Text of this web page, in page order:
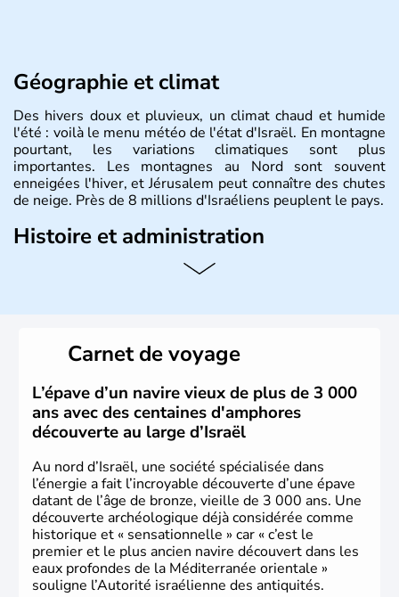
Géographie et climat
Des hivers doux et pluvieux, un climat chaud et humide
l'été : voilà le menu météo de l'état d'Israël. En montagne
pourtant, les variations climatiques sont plus
importantes. Les montagnes au Nord sont souvent
enneigées l'hiver, et Jérusalem peut connaître des chutes
de neige. Près de 8 millions d'Israéliens peuplent le pays.
Histoire et administration
L'Israël est un état de la partie est de la Méditerranée,
vrai essor économique dans le domaine des nouvelles
Carnet de voyage
L’épave d’un navire vieux de plus de 3 000
ans avec des centaines d'amphores
découverte au large d’Israël
Au nord d’Israël, une société spécialisée dans
l’énergie a fait l’incroyable découverte d’une épave
datant de l’âge de bronze, vieille de 3 000 ans. Une
découverte archéologique déjà considérée comme
historique et « sensationnelle » car « c’est le
premier et le plus ancien navire découvert dans les
eaux profondes de la Méditerranée orientale »
souligne l’Autorité israélienne des antiquités.